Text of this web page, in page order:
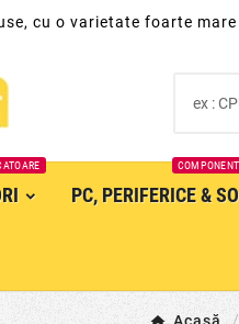
cu o varietate foarte mare
PC, PERIFERICE &